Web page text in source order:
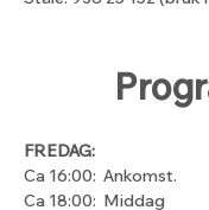
FREDAG:
Ca 16:00:  Ankomst.
Ca 18:00:  Middag